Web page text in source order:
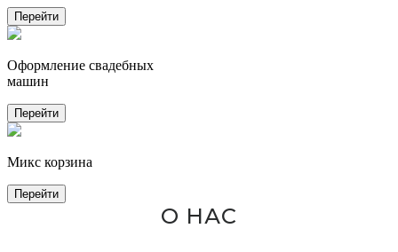
Перейти
Оформление свадебных
машин
Перейти
Микс корзина
Перейти
О НАС